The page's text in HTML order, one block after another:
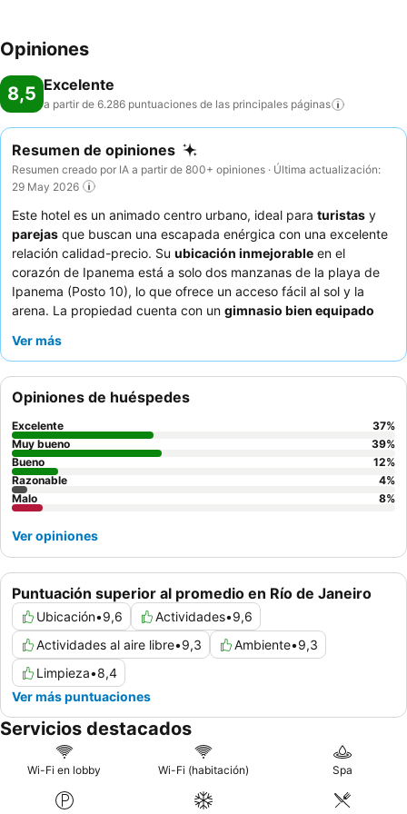
Opiniones
8,5 Excelente
a partir de 6.286 puntuaciones de las principales páginas
Resumen de opiniones
Resumen creado por IA a partir de 800+ opiniones · Última actualización:
29 May 2026
Este hotel es un animado centro urbano, ideal para turistas y
parejas que buscan una escapada enérgica con una excelente
relación calidad-precio. Su ubicación inmejorable en el
corazón de Ipanema está a solo dos manzanas de la playa de
Ipanema (Posto 10), lo que ofrece un acceso fácil al sol y la
arena. La propiedad cuenta con un gimnasio bien equipado
huéspedes en cualquier momento. Los huéspedes elogian
desayuno bufé, que incluye frutas frescas y especialidades
brasileñas. Para una experiencia más tranquila, los huéspedes
deben solicitar una habitación con vistas al jardín.
Ver más
Puntuación superior al promedio en Río de Janeiro
Ubicación•9,6 Actividades•9,6
Actividades al aire libre•9,3 Ambiente•9,3
Limpieza•8,4
Ver más puntuaciones
Opiniones de huéspedes
Excelente 37%
Muy bueno
39%
Bueno
12%
Razonable
4%
Malo
8%
Ver opiniones
Servicios destacados
Wi-Fi en lobby Wi-Fi (habitación) Spa